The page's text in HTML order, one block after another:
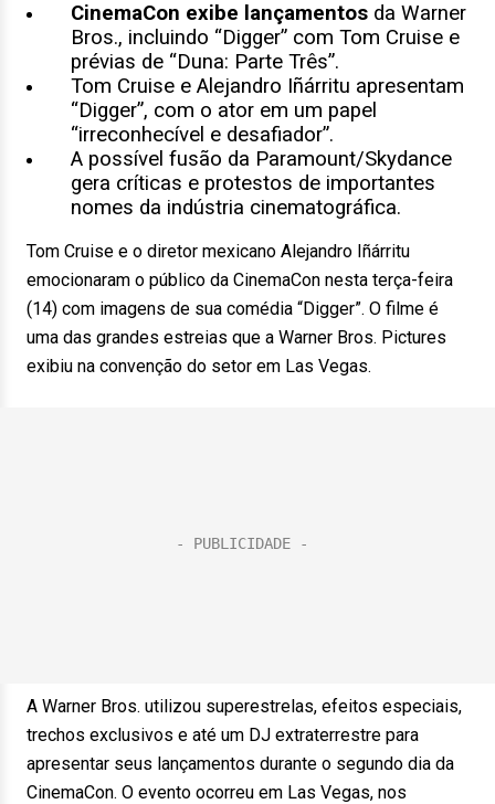
CinemaCon exibe lançamentos da Warner
Bros., incluindo “Digger” com Tom Cruise e
prévias de “Duna: Parte Três”.
Tom Cruise e Alejandro Iñárritu apresentam
“Digger”, com o ator em um papel
“irreconhecível e desafiador”.
A possível fusão da Paramount/Skydance
gera críticas e protestos de importantes
nomes da indústria cinematográfica.
Tom Cruise e o diretor mexicano Alejandro Iñárritu
emocionaram o público da CinemaCon nesta terça-feira
(14) com imagens de sua comédia “Digger”. O filme é
uma das grandes estreias que a Warner Bros. Pictures
exibiu na convenção do setor em Las Vegas.
A Warner Bros. utilizou superestrelas, efeitos especiais,
trechos exclusivos e até um DJ extraterrestre para
apresentar seus lançamentos durante o segundo dia da
CinemaCon. O evento ocorreu em Las Vegas, nos